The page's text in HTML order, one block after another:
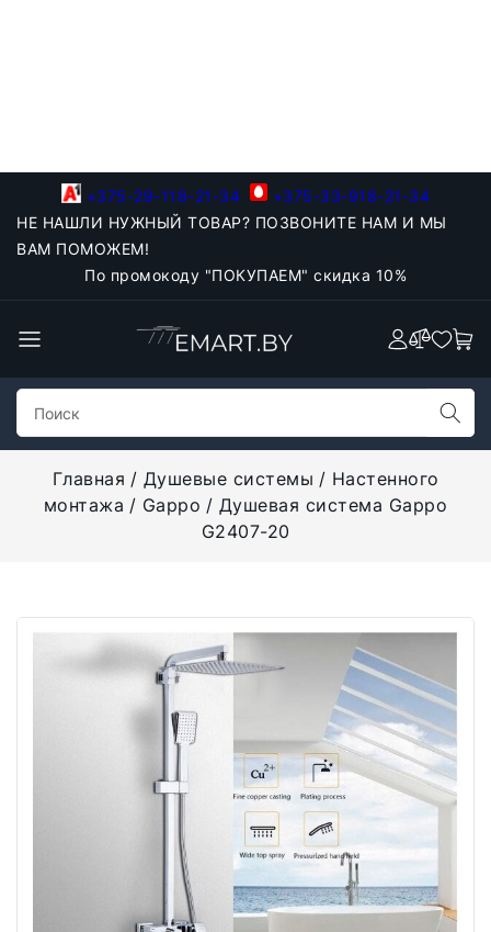
+375-29-118-21-34
+375-33-918-21-34
НЕ НАШЛИ НУЖНЫЙ ТОВАР? ПОЗВОНИТЕ НАМ И МЫ
ВАМ ПОМОЖЕМ!
По промокоду "ПОКУПАЕМ" скидка 10%
Главная Душевые системы
Настенного
монтажа
Gappo
Душевая система Gappo
G2407-20